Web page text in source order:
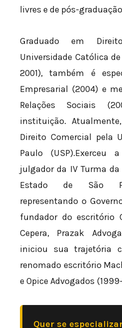
livres e de pós-
Graduado em
Universidade Católica
2001), também é
Empresarial (2004) e
Relações Sociais
instituição.
Direito Comercial pela
Paulo
julgador da IV Turma
Estado de São
representando o
fundador do escritório
Cepera, Prazak
iniciou sua trajetória
renomado escritório
e Opice Advogados
Quer se